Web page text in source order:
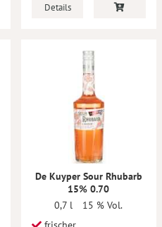
Details
De Kuyper Sour Rhubarb
15% 0.70
0,7 l
15 % Vol.